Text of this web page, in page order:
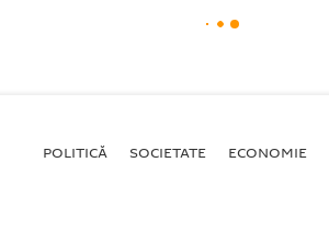
POLITICĂ SOCIETATE ECONOMIE